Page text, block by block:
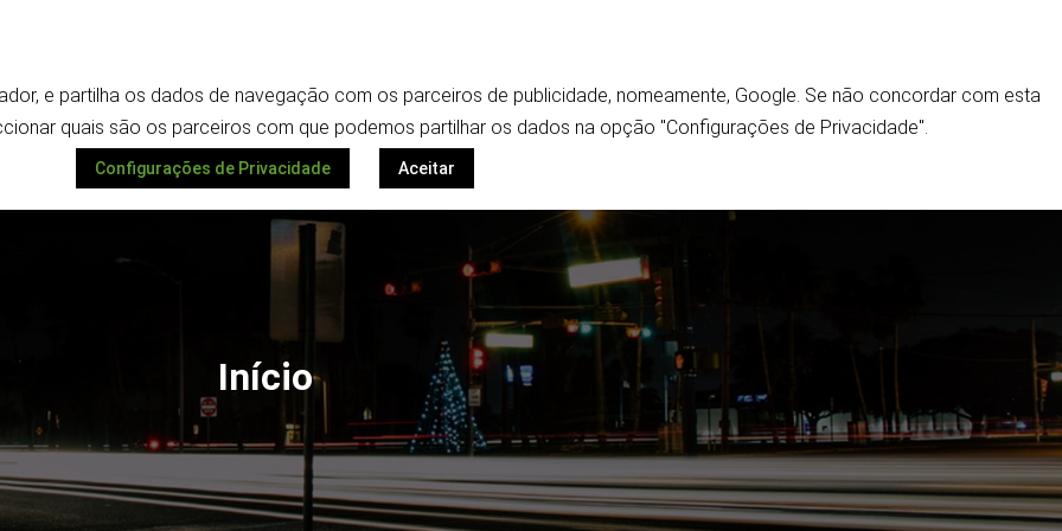
Despoletar
Home
Início
e partilha os dados de navegação com os parceiros de publicidade, nomeamente, Google. Se não concordar com esta
quais são os parceiros com que podemos partilhar os dados na opção "Configurações de Privacidade".
Configurações de Privacidade Aceitar